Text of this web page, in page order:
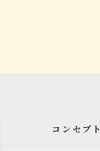
コンセプト